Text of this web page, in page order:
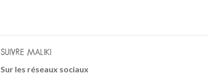
SUIVRE MALIKI
Sur les réseaux sociaux